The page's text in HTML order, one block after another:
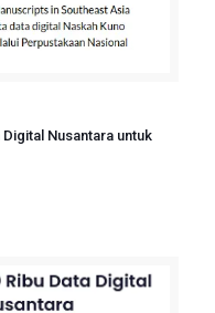
Nusantara untuk